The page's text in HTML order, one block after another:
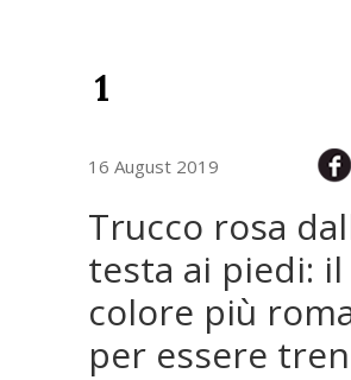
1
16 August 2019
Trucco rosa
testa ai piedi: il
colore più
per essere